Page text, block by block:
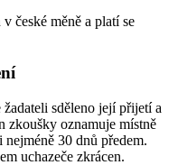
české měně a platí se
sděleno její přijetí a
zkoušky oznamuje místně
30 dnů předem.
uchazeče zkrácen.